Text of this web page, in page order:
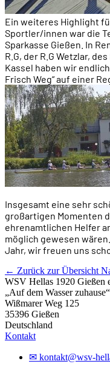
Ein weiteres Highlight
Sportler/innen war die
Sparkasse Gießen. In
R.G, der R.G Wetzlar,
Kassel haben wir
Frisch Weg“ auf einer
Insgesamt eine sehr
großartigen Momenten
ehrenamtlichen Helfer
möglich gewesen
Jahr, wir freuen uns
← Zurück zur Übersicht
WSV Hellas 1920 Gießen
„Auf dem Wasser zuhause“
Wißmarer Weg 125
35396 Gießen
Deutschland
Kontakt
✉ kontakt@wsv-